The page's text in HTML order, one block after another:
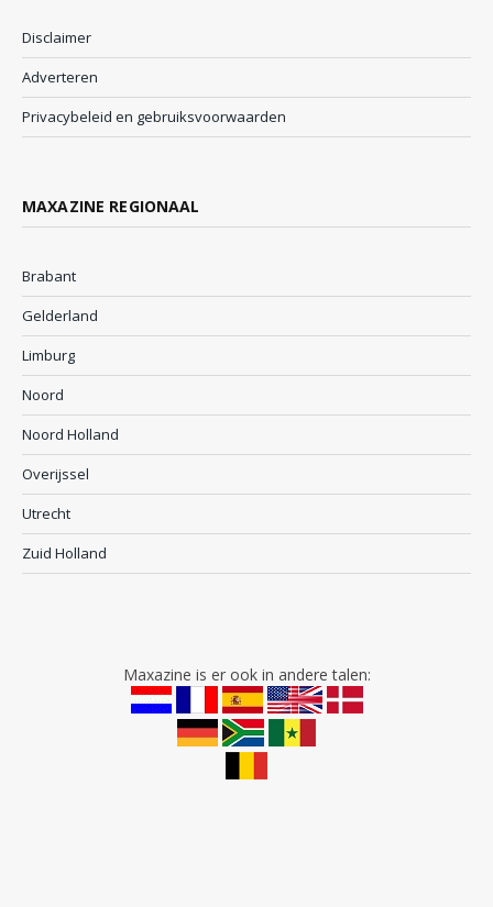
Disclaimer
Adverteren
Privacybeleid en gebruiksvoorwaarden
MAXAZINE REGIONAAL
Brabant
Gelderland
Limburg
Noord
Noord Holland
Overijssel
Utrecht
Zuid Holland
Maxazine is er ook in andere talen: